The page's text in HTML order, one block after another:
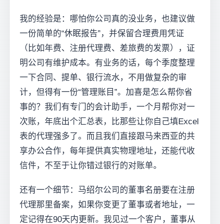
我的经验是：哪怕你公司真的没业务，也建议做
一份简单的“休眠报告”，并保留合理费用凭证
（比如年费、注册代理费、差旅费的发票），证
明公司有维护成本。有业务的话，每个季度整理
一下合同、提单、银行流水，不用做复杂的审
计，但得有一份“管理账目”。加喜是怎么帮你省
事的？我们有专门的会计助手，一个月帮你对一
次账，年底出个汇总表，比那些让你自己填Excel
表的代理强多了。而且我们直接跟马来西亚的共
享办公合作，每年提供真实物理地址，还能代收
信件，不至于让你错过银行的对账单。
还有一个细节：马绍尔公司的董事名册要在注册
代理那里备案，如果你变更了董事或者地址，一
定记得在90天内更新。我见过一个客户，董事从